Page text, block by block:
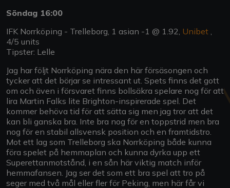
Söndag 16:00
IFK Norrköping - Trelleborg, 1 asian -1 @ 1.92, Unibet
4/5 units
Tipster: Lelle
Jag har följt Norrköping nära den här försäsongen och
tycker att det börjar se intressant ut. Spets finns det gott
om och även i försvaret finns bollsäkra spelare nog för att
lira Martin Falks lite Brighton-inspirerade spel. Det
kommer behöva tid för att sätta sig men jag tror att det
kan bli ganska bra. Inte bra nog för en toppstrid men bra
nog för en stabil allsvensk position och en framtidstro.
Mot ett lag som Trelleborg ska Norrköping både kunna
föra spelet på hemmaplan och kunna dyrka upp ett
Superettanmotstånd, i en sån här viktig match inför
hemmafansen. Jag ser det som ett bra spel att tro på
seger med två mål eller fler för Peking, men här får vi